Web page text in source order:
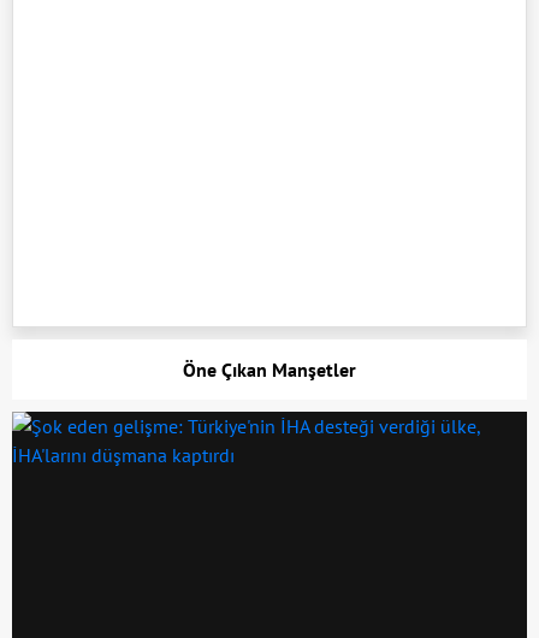
Öne Çıkan Manşetler